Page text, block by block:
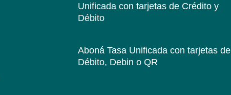
Unificadacon tarjetas de Crédito y
Débito
Aboná Tasa Unificadacon tarjetas de
Débito, Debin o QR